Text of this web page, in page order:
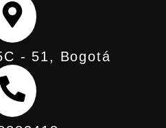
- 51, Bogotá